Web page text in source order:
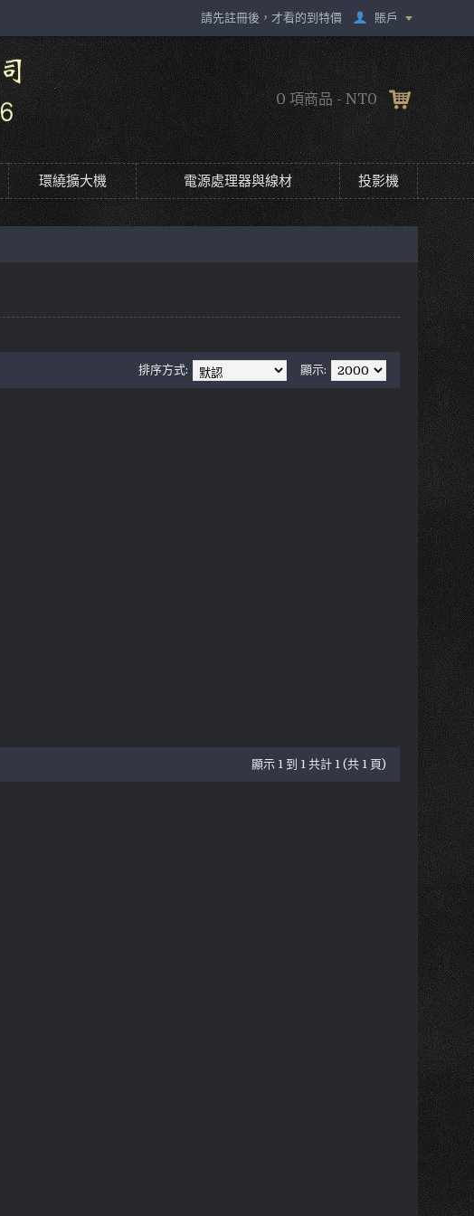
請先註冊後，才看的到特價 賬戶
0 項商品 - NT0
環繞擴大機 電源處理器與線材 投影機
顯示:
排序方式:
顯示 1 到 1 共計 1 (共 1 頁)